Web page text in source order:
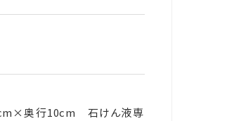
奥行10cm 石けん液専